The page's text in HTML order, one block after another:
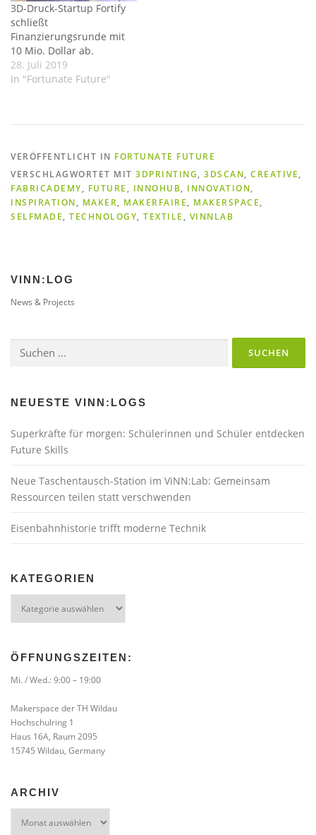
3D-Druck-Startup Fortify
schließt
Finanzierungsrunde mit
10 Mio. Dollar ab.
28. Juli 2019
In "Fortunate Future"
VERÖFFENTLICHT IN FORTUNATE FUTURE
VERSCHLAGWORTET MIT 3DPRINTING, 3DSCAN, CREATIVE,
FABRICADEMY, FUTURE, INNOHUB, INNOVATION,
INSPIRATION, MAKER, MAKERFAIRE, MAKERSPACE,
SELFMADE, TECHNOLOGY, TEXTILE, VINNLAB
VINN:LOG
News & Projects
nach:
NEUESTE VINN:LOGS
Superkräfte für morgen: Schülerinnen und Schüler entdecken
Future Skills
Neue Taschentausch-Station im ViNN:Lab: Gemeinsam
Ressourcen teilen statt verschwenden
Eisenbahnhistorie trifft moderne Technik
KATEGORIEN
ÖFFNUNGSZEITEN:
Mi. / Wed.: 9:00 – 19:00
Makerspace der TH Wildau
Hochschulring 1
Haus 16A, Raum 2095
15745 Wildau, Germany
ARCHIV